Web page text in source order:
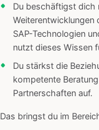
Du beschäftigst dich
Weiterentwicklungen
SAP-Technologien
nutzt dieses Wissen
Du stärkst die
kompetente
Partnerschaften auf.
Das bringst du im